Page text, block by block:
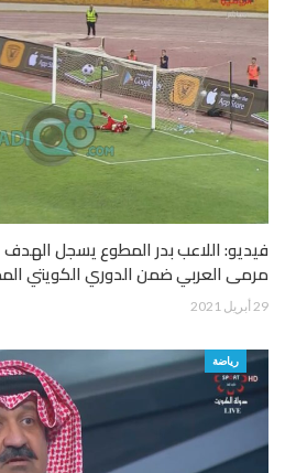
فيديو: اللاعب بدر المطوع يسجل
مرمى العربي ضمن الدوري الكويتي
29 أبريل 2021
رياضة